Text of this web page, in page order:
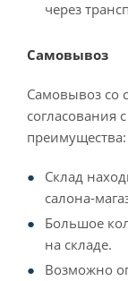
через
Самовывоз
Самовывоз со
преимущества:
Склад
салона-
Большое
на складе.
Возможно